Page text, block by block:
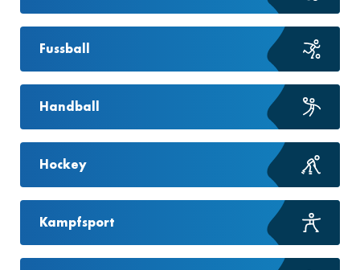
Fussball
Handball
Hockey
Kampfsport